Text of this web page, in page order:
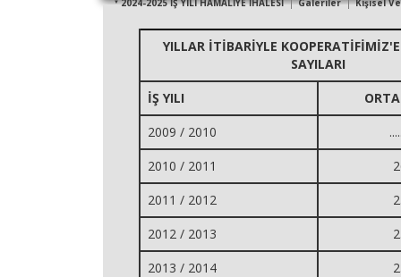
2024-2025 İŞ YILI HAMALİYE İHALESİ
Galeriler Kişisel
YILLAR İTİBARİYLE
SAYILARI
İŞ YILI
2009 / 2010
2010 / 2011
2011 / 2012
2012 / 2013
2013 / 2014